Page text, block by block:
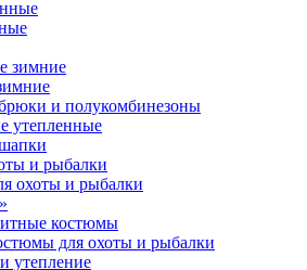
зимние
и полукомбинезоны
утепленные
и рыбалки
охоты и рыбалки
костюмы
для охоты и рыбалки
утепление